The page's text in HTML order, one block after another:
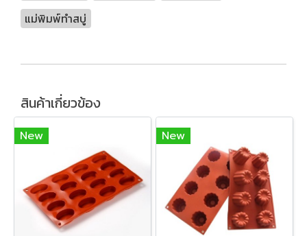
แม่พิมพ์ทำสบู่
สินค้าเกี่ยวข้อง
New New